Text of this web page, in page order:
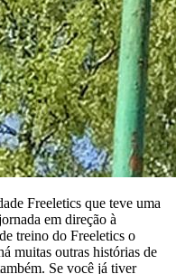
Freeletics que teve uma
em direção à
treino do Freeletics o
muitas outras histórias de
Se você já tiver